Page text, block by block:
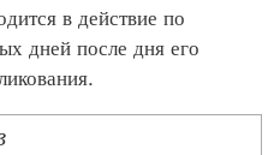
в действие по
дней после дня его